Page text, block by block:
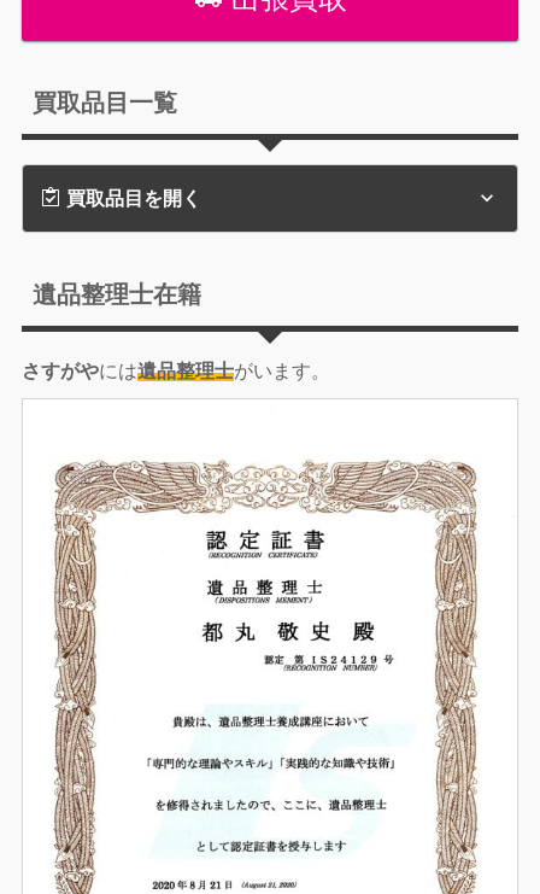
買取品目一覧
買取品目を開く
遺品整理士在籍
さすがやには遺品整理士がいます。